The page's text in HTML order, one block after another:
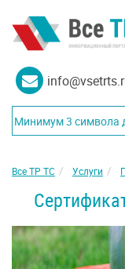
Все ТР ТС Услуги